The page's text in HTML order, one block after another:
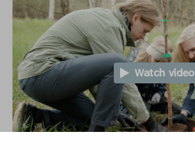
Watch video